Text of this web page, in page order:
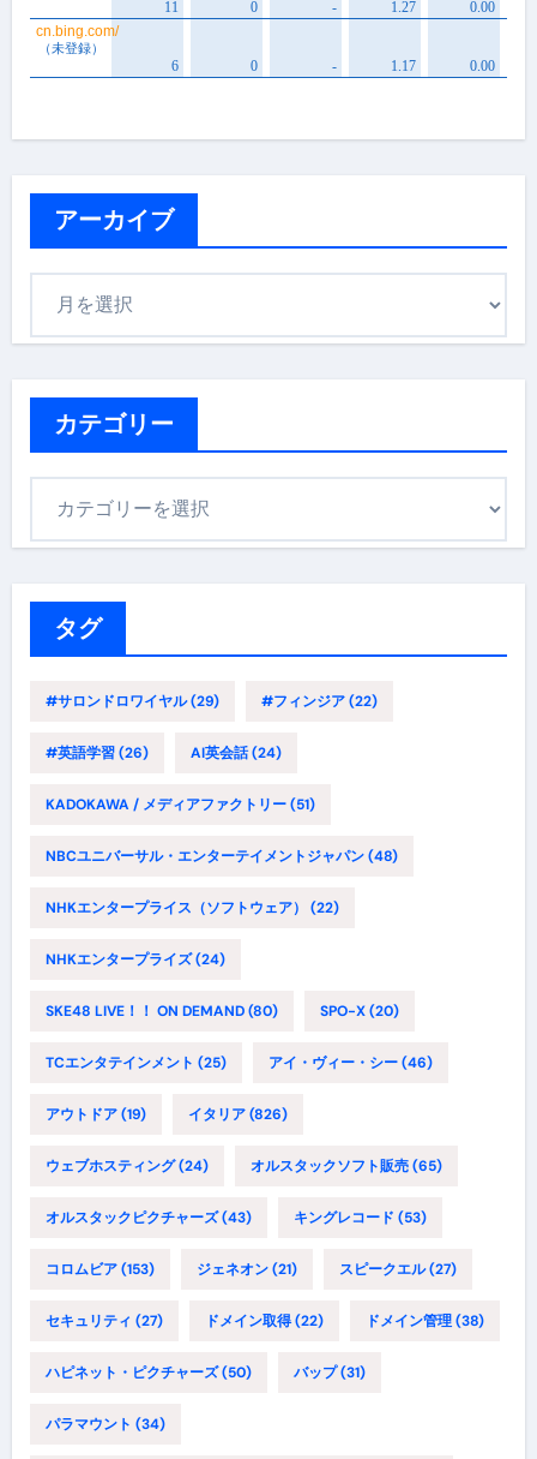
アーカイブ
カテゴリー
タグ
#サロンドロワイヤル(29) #フィンジア(22)
#英語学習(26) AI英会話(24)
KADOKAWA / メディアファクトリー(51)
NBCユニバーサル・エンターテイメントジャパン(48)
NHKエンタープライス（ソフトウェア） (22)
NHKエンタープライズ(24)
SKE48 LIVE！！ ON DEMAND(80) SPO-X(20)
TCエンタテインメント (25) アイ・ヴィー・シー(46)
アウトドア(19) イタリア(826)
ウェブホスティング(24) オルスタックソフト販売(65)
オルスタックピクチャーズ(43) キングレコード (53)
コロムビア(153) ジェネオン(21) スピークエル(27)
セキュリティ (27) ドメイン取得(22) ドメイン管理(38)
ハピネット・ピクチャーズ(50) バップ(31)
パラマウント (34)